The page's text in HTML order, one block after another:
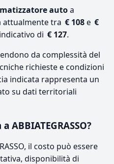
autoa
attualmente tra € 108e €
di € 127.
da complessità del
richieste e condizioni
indicata rappresenta un
su dati territoriali
ABBIATEGRASSO?
il costo può essere
disponibilità di